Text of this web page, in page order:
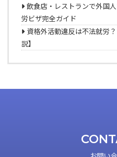
飲食店・レストランで外国
労ビザ完全ガイド
資格外活動違反は不法就労
説】